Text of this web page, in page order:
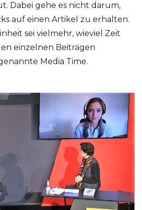
Dabei gehe es nicht darum,
auf einen Artikel zu erhalten.
sei vielmehr, wieviel Zeit
einzelnen Beiträgen
Media Time.